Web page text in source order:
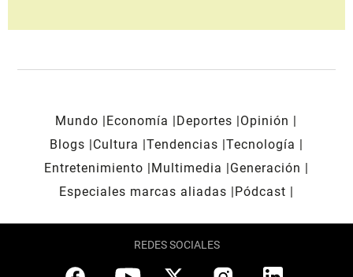
Mundo Economía Deportes
Opinión
Blogs
Cultura Tendencias Tecnología
Entretenimiento
Multimedia
Generación
Especiales marcas aliadas
Pódcast
REDES SOCIALES